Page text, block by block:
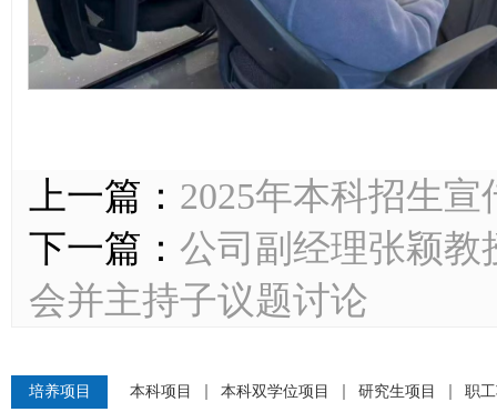
上一篇： 2025年本科招生宣
下一篇： 公司副经理张颖教
会并主持子议题讨论
培养项目 本科项目 本科双学位项目 研究生项目 职